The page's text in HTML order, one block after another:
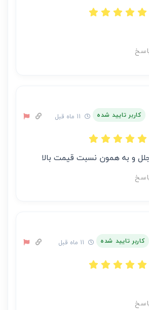
کاربر تایید شده
و به همون نسبت قیمت بالا
کاربر تایید شده